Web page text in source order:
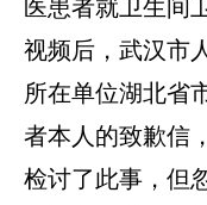
医患者就卫生间
视频后，武汉市
所在单位湖北省
者本人的致歉信
检讨了此事，但